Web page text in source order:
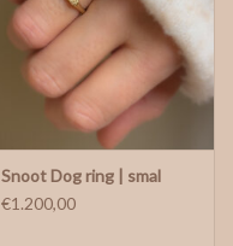
Snoot Dog ring | smal
€1.200,00